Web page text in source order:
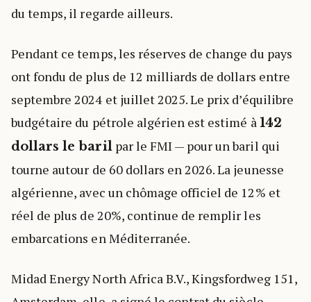
du temps, il regarde ailleurs.
Pendant ce temps, les réserves de change du pays
ont fondu de plus de 12 milliards de dollars entre
septembre 2024 et juillet 2025. Le prix d’équilibre
budgétaire du pétrole algérien est estimé à142
dollars le barilpar le FMI — pour un baril qui
tourne autour de 60 dollars en 2026. La jeunesse
algérienne, avec un chômage officiel de 12% et
réel de plus de 20%, continue de remplir les
embarcations en Méditerranée.
Midad Energy North Africa B.V., Kingsfordweg 151,